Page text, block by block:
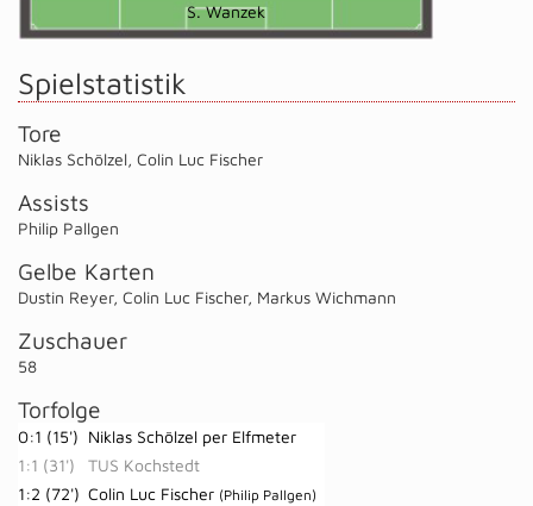
S. Wanzek
Spielstatistik
Tore
Niklas Schölzel, Colin Luc Fischer
Assists
Philip Pallgen
Gelbe Karten
Dustin Reyer, Colin Luc Fischer, Markus Wichmann
Zuschauer
58
Torfolge
0:1 (15') Niklas Schölzel per Elfmeter
1:1 (31')
TUS Kochstedt
1:2 (72') Colin Luc Fischer (Philip Pallgen)